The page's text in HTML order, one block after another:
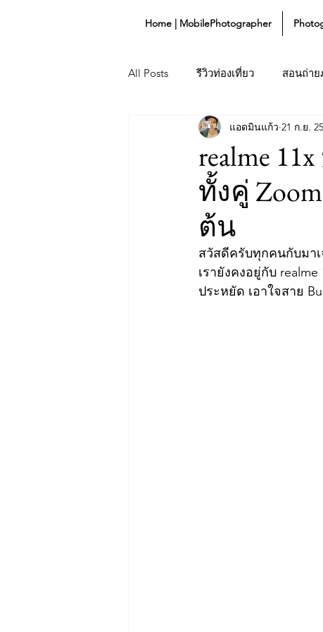
Home | MobilePhotographer
All Posts รีวิวท่องเที่ยว สอนถ่าย
Gadget
realme
ทั้งคู่
ต้น
แอดมินแก้ว 21 ก.ย.
สวัสดีครับทุกคนกับมา
เรายังคงอยู่กับ
ประหยัด เอาใจสาย